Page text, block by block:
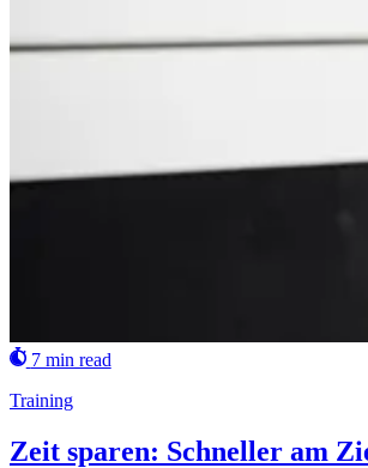
7 min read
Training
Zeit sparen: Schneller am